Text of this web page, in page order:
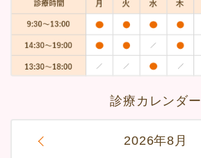
診療カレンダー
2026年8月